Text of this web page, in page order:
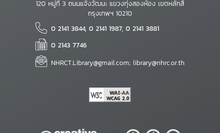
120 หมู่ที่ 3 ถนนแจ้งวัฒนะ แขวงทุ่งสองห้อง เขตหลักสี่
กรุงเทพฯ 10210
0 2141 3844, 0 2141 1987, 0 2141 3881
0 2143 7746
NHRCT.Library@gmail.com; library@nhrc.or.th